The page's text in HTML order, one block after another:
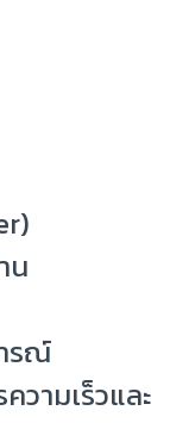
น
รณ์
วามเร็วและ